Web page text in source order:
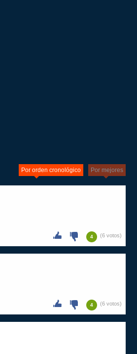
Por mejores
Por orden cronológico
4 (6 votos)
4 (6 votos)